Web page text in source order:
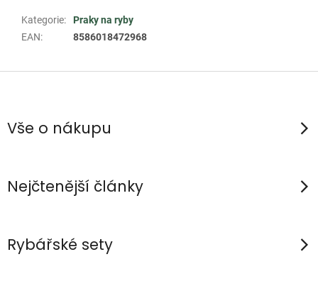
Kategorie:
Praky na ryby
EAN: 8586018472968
Z
pVše o nákupu
Nejčtenější články
Rybářské sety